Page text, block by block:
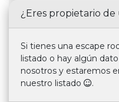
¿Eres propietario de
Si tienes una escape
listado o hay algún
nosotros y estaremos
nuestro listado
.